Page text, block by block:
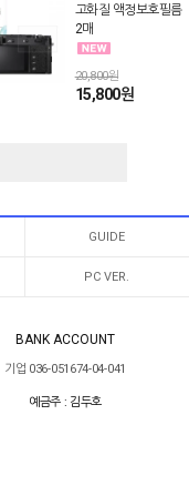
고화질 액정보호필름
2매
20,800원
15,800원
GUIDE
PC VER.
BANK ACCOUNT
기업 036-051674-04-041
예금주 : 김두호